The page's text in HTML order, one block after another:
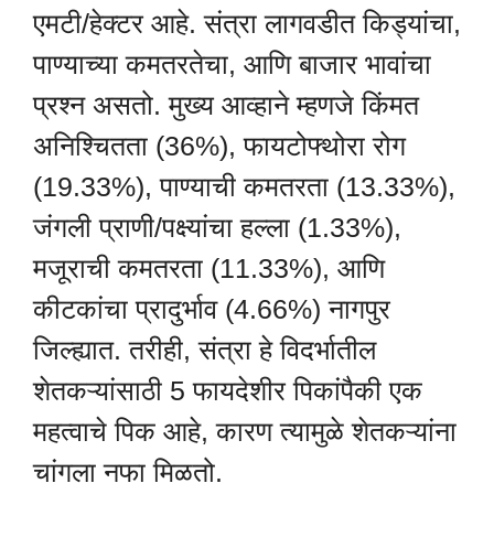
एमटी/हेक्टर आहे. संत्रा लागवडीत किड्यांचा,
पाण्याच्या कमतरतेचा, आणि बाजार भावांचा
प्रश्न असतो. मुख्य आव्हाने म्हणजे किंमत
अनिश्चितता (36%), फायटोफ्थोरा रोग
(19.33%), पाण्याची कमतरता (13.33%),
जंगली प्राणी/पक्ष्यांचा हल्ला (1.33%),
मजूराची कमतरता (11.33%), आणि
कीटकांचा प्रादुर्भाव (4.66%) नागपुर
जिल्ह्यात. तरीही, संत्रा हे विदर्भातील
शेतकऱ्यांसाठी 5 फायदेशीर पिकांपैकी एक
महत्वाचे पिक आहे, कारण त्यामुळे शेतकऱ्यांना
चांगला नफा मिळतो.